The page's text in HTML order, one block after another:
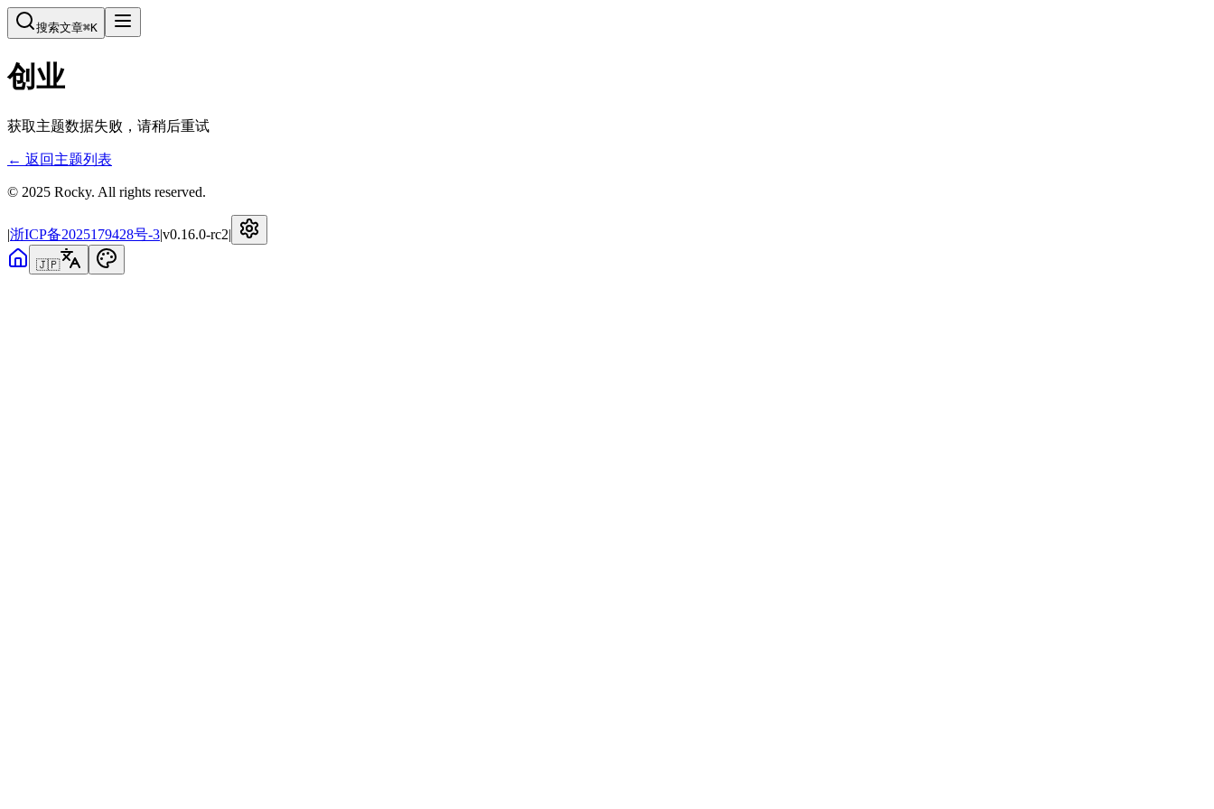
搜索文章⌘K
创业
获取主题数据失败，请稍后重试
← 返回主题列表
© 2025 Rocky. All rights reserved.
|浙ICP备2025179428号-3|v0.16.0-rc2|
🇯🇵